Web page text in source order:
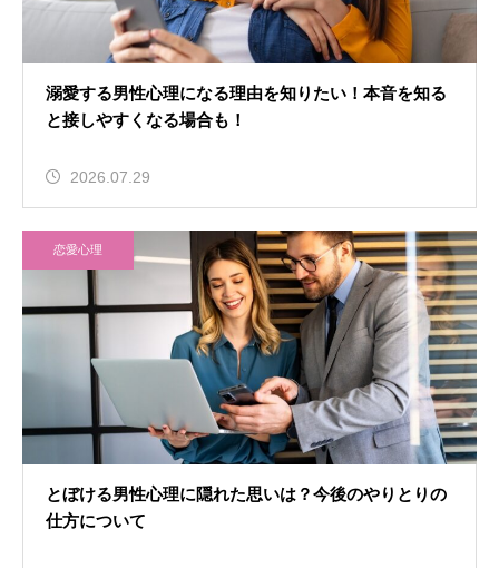
溺愛する男性心理になる理由を知りたい！本音を知る
と接しやすくなる場合も！
2026.07.29
恋愛心理
とぼける男性心理に隠れた思いは？今後のやりとりの
仕方について